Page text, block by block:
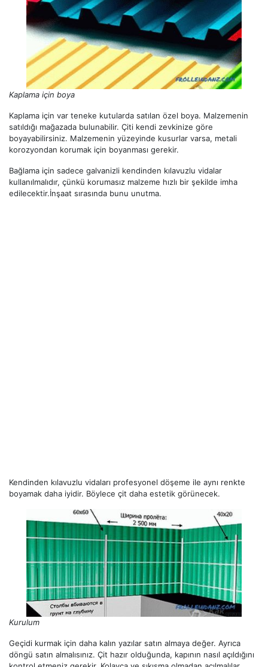
Kaplama için boya
Kaplama için var teneke kutularda satılan özel boya. Malzemenin
satıldığı mağazada bulunabilir. Çiti kendi zevkinize göre
boyayabilirsiniz. Malzemenin yüzeyinde kusurlar varsa, metali
korozyondan korumak için boyanması gerekir.
Bağlama için sadece galvanizli kendinden kılavuzlu vidalar
kullanılmalıdır, çünkü korumasız malzeme hızlı bir şekilde imha
edilecektir.İnşaat sırasında bunu unutma.
Kendinden kılavuzlu vidaları profesyonel döşeme ile aynı renkte
boyamak daha iyidir. Böylece çit daha estetik görünecek.
Kurulum
Geçidi kurmak için daha kalın yazılar satın almaya değer. Ayrıca
döngü satın almalısınız. Çit hazır olduğunda, kapının nasıl açıldığını